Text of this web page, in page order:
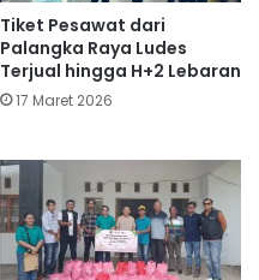
Tiket Pesawat dari
Palangka Raya Ludes
Terjual hingga H+2 Lebaran
17 Maret 2026